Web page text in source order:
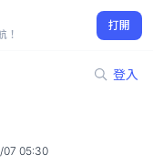
！
打開
登入
07 05:30